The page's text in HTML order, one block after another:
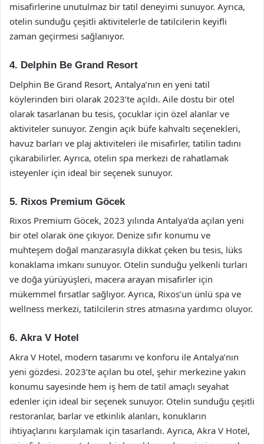
misafirlerine unutulmaz bir tatil deneyimi sunuyor. Ayrıca,
otelin sunduğu çeşitli aktivitelerle de tatilcilerin keyifli
zaman geçirmesi sağlanıyor.
4. Delphin Be Grand Resort
Delphin Be Grand Resort, Antalya’nın en yeni tatil
köylerinden biri olarak 2023’te açıldı. Aile dostu bir otel
olarak tasarlanan bu tesis, çocuklar için özel alanlar ve
aktiviteler sunuyor. Zengin açık büfe kahvaltı seçenekleri,
havuz barları ve plaj aktiviteleri ile misafirler, tatilin tadını
çıkarabilirler. Ayrıca, otelin spa merkezi de rahatlamak
isteyenler için ideal bir seçenek sunuyor.
5. Rixos Premium Göcek
Rixos Premium Göcek, 2023 yılında Antalya’da açılan yeni
bir otel olarak öne çıkıyor. Denize sıfır konumu ve
muhteşem doğal manzarasıyla dikkat çeken bu tesis, lüks
konaklama imkanı sunuyor. Otelin sunduğu yelkenli turları
ve doğa yürüyüşleri, macera arayan misafirler için
mükemmel fırsatlar sağlıyor. Ayrıca, Rixos’un ünlü spa ve
wellness merkezi, tatilcilerin stres atmasına yardımcı oluyor.
6. Akra V Hotel
Akra V Hotel, modern tasarımı ve konforu ile Antalya’nın
yeni gözdesi. 2023’te açılan bu otel, şehir merkezine yakın
konumu sayesinde hem iş hem de tatil amaçlı seyahat
edenler için ideal bir seçenek sunuyor. Otelin sunduğu çeşitli
restoranlar, barlar ve etkinlik alanları, konukların
ihtiyaçlarını karşılamak için tasarlandı. Ayrıca, Akra V Hotel,